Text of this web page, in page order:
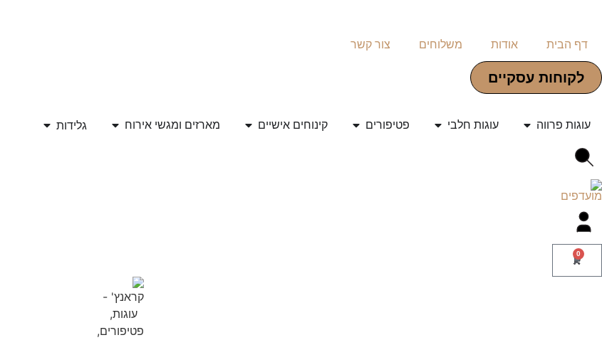
דף הבית אודות משלוחים צור קשר
לקוחות עסקיים
עוגות פרווה עוגות חלבי פטיפורים קינוחים אישיים מארזים ומגשי אירוח גלידות
0